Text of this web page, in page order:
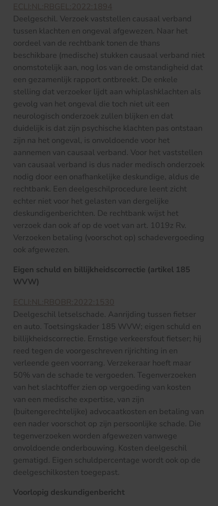
ECLI:NL:RBGEL:2022:1894
Deelgeschil. Verzoek vaststellen causaal verband
tussen klachten en ongeval afgewezen. Naar het
oordeel van de rechtbank tonen de thans
beschikbare (medische) stukken causaal verband niet
onomstotelijk aan, nog los van de omstandigheid dat
een gezamenlijk rapport ontbreekt. De enkele
stelling dat verzoeker lijdt aan whiplashklachten als
gevolg van het ongeval die toch niet uit een
neurologisch onderzoek zullen blijken en dat
duidelijk is dat zijn psychische klachten pas ontstaan
zijn na het ongeval, is onvoldoende voor het
aannemen van causaal verband. Voor het vaststellen
van causaal verband is dus nader medisch onderzoek
nodig door een onafhankelijke deskundige, aldus de
rechtbank. Een deelgeschilprocedure leent zicht
echter niet voor het gelasten van dergelijke
deskundigenberichten. De rechtbank wijst het
verzoek dan ook af op de voet van art. 1019z Rv.
Verzoeken betaling (voorschot op) schadevergoeding
ook afgewezen.
Eigen schuld en billijkheidscorrectie (artikel 185
WVW)
ECLI:NL:RBOBR:2022:1530
Deelgeschil letselschade. Aanrijding tussen fietser
en auto. Toetsingskader 185 WVW; eigen schuld en
billijkheidscorrectie. Ernstige verkeersfout fietser; hij
reed tegen de voorgeschreven rijrichting in en
verleende geen voorrang. Verzekeraar hoeft maar
50% van de schade te vergoeden. Tegenverzoeken
van het slachtoffer zien op vergoeding van kosten
van een medische expertise, van zijn
(buitengerechtelijke) advocaatkosten en betaling van
een nader voorschot op zijn persoonlijke schade. Die
tegenverzoeken worden afgewezen vanwege
onvoldoende onderbouwing. Kosten deelgeschil
gematigd. Eigen schuldpercentage wordt ook op de
deelgeschilkosten toegepast.
Voorlopig deskundigenbericht